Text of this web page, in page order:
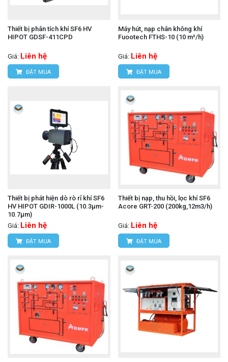
Thiết bị phân tích khí SF6 HV
HIPOT GDSF-411CPD
Giá: Liên hệ
ĐẶT MUA
Máy hút, nạp chân không khí
Fuootech FTHS-10 (10 m³/h)
Giá: Liên hệ
ĐẶT MUA
Thiết bị phát hiện dò rò rỉ khí SF6
HV HIPOT GDIR-1000L (10.3µm-
10.7µm)
Giá: Liên hệ
ĐẶT MUA
Thiết bị nạp, thu hồi, lọc khí SF6
Acore GRT-200 (200kg,12m3/h)
Giá: Liên hệ
ĐẶT MUA